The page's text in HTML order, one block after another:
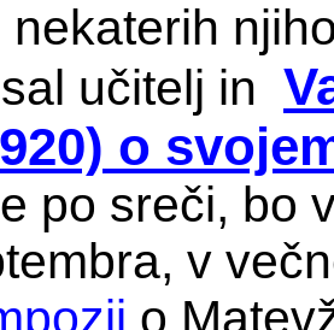
nekaterih
učitelj in
o
po sreči, bo
v
o